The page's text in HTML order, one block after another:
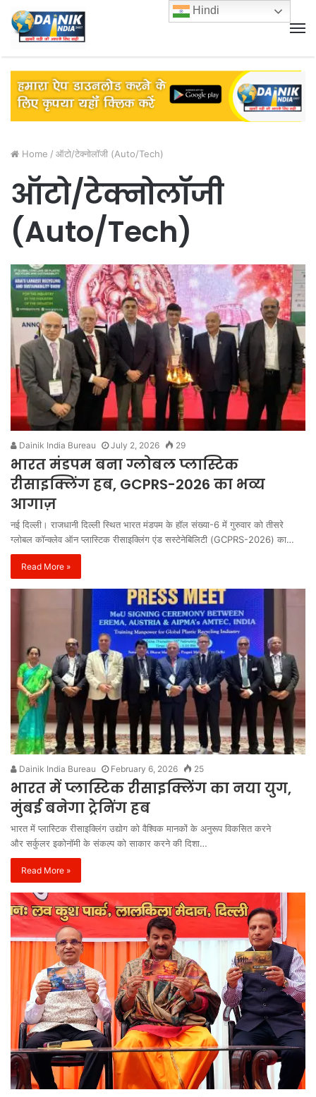
Home / ऑटो/टेक्नोलॉजी (Auto/Tech)
ऑटो/टेक्नोलॉजी
(Auto/Tech)
Dainik India Bureau July 2, 2026 29
भारत मंडपम बना ग्लोबल प्लास्टिक
रीसाइक्लिंग हब, GCPRS-2026 का भव्य
आगाज़
नई दिल्ली। राजधानी दिल्ली स्थित भारत मंडपम के हॉल संख्या-6 में गुरुवार को तीसरे
ग्लोबल कॉन्क्लेव ऑन प्लास्टिक रीसाइक्लिंग एंड सस्टेनेबिलिटी (GCPRS-2026) का…
Read More »
Dainik India Bureau February 6, 2026 25
भारत में प्लास्टिक रीसाइक्लिंग का नया युग,
मुंबई बनेगा ट्रेनिंग हब
भारत में प्लास्टिक रीसाइक्लिंग उद्योग को वैश्विक मानकों के अनुरूप विकसित करने
और सर्कुलर इकोनॉमी के संकल्प को साकार करने की दिशा…
Read More »
Hindi